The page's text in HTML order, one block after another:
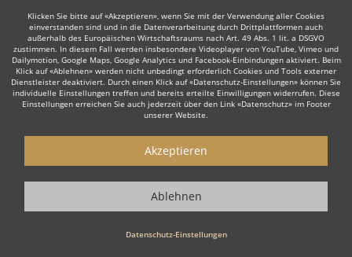
Moderator Lateinamerikanische Musik Irish Folk
Starten Sie mit dem Button 'Kostenlos anfragen' eine Anfrage an die für
Sie interessanten Ensembles - also z. B. bestimmte Jazz-Ensembles.
Diesen Button finden Sie auf den jeweiligen Künstler-Profil-Seiten der
Klicken Sie bitte auf «Akzeptieren», wenn Sie mit der Verwendung aller Cookies
einverstanden sind und in die Datenverarbeitung durch Drittplattformen auch
außerhalb des Europäischen Wirtschaftsraums nach Art. 49 Abs. 1 lit. a DSGVO
zustimmen. In diesem Fall werden insbesondere Videoplayer von YouTube, Vimeo und
Dailymotion, Google Maps, Google Analytics und Facebook-Einbindungen aktiviert. Beim
Klick auf «Ablehnen» werden nicht unbedingt erforderlich Cookies und Tools externer
Dienstleister deaktiviert. Durch einen Klick auf «Datenschutz-Einstellungen» können Sie
individuelle Einstellungen treffen und bereits erteilte Einwilligungen widerrufen. Diese
Einstellungen erreichen Sie auch jederzeit über den Link «Datenschutz» im Footer
unserer Website.
Datenschutz-Einstellungen
Akzeptieren
Ablehnen